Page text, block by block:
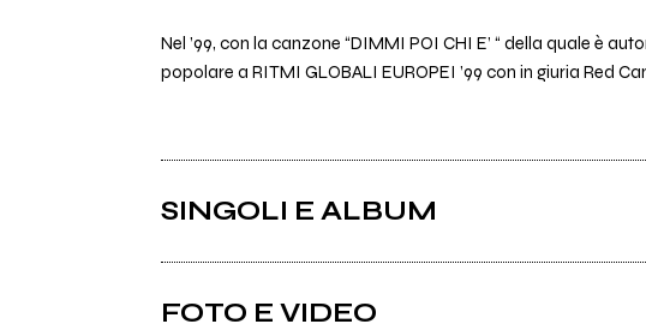
Nel ’99, con la canzone “DIMMI POI CHI E’ “ della quale è
popolare a RITMI GLOBALI EUROPEI ’99 con in giuria Red
SINGOLI E ALBUM
FOTO E VIDEO